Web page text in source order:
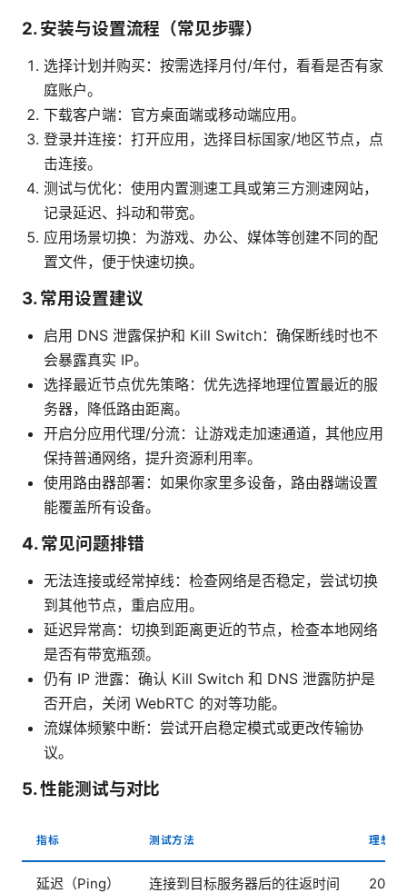
2. 安装与设置流程（常见步骤）
选择计划并购买：按需选择月付/年付，看看是否有家
庭账户。
下载客户端：官方桌面端或移动端应用。
登录并连接：打开应用，选择目标国家/地区节点，点
击连接。
测试与优化：使用内置测速工具或第三方测速网站，
记录延迟、抖动和带宽。
应用场景切换：为游戏、办公、媒体等创建不同的配
置文件，便于快速切换。
3. 常用设置建议
启用 DNS 泄露保护和 Kill Switch：确保断线时也不
会暴露真实 IP。
选择最近节点优先策略：优先选择地理位置最近的服
务器，降低路由距离。
开启分应用代理/分流：让游戏走加速通道，其他应用
保持普通网络，提升资源利用率。
使用路由器部署：如果你家里多设备，路由器端设置
能覆盖所有设备。
4. 常见问题排错
无法连接或经常掉线：检查网络是否稳定，尝试切换
到其他节点，重启应用。
延迟异常高：切换到距离更近的节点，检查本地网络
是否有带宽瓶颈。
仍有 IP 泄露：确认 Kill Switch 和 DNS 泄露防护是
否开启，关闭 WebRTC 的对等功能。
流媒体频繁中断：尝试开启稳定模式或更改传输协
议。
5. 性能测试与对比
指标 测试方法 理想值
延迟（Ping） 连接到目标服务器后的往返时间 20-